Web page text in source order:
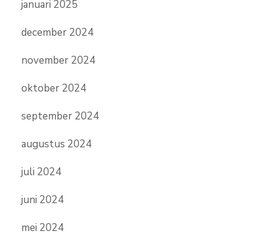
januari 2025
december 2024
november 2024
oktober 2024
september 2024
augustus 2024
juli 2024
juni 2024
mei 2024